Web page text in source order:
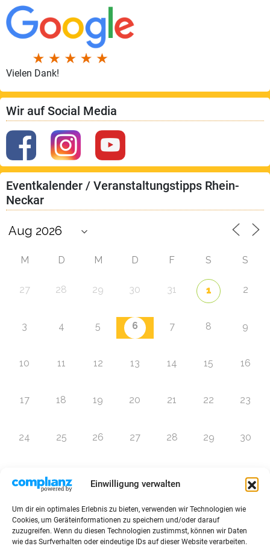
Einwilligung verwalten
Um dir ein optimales Erlebnis zu bieten, verwenden wir Technologien wie
Cookies, um Geräteinformationen zu speichern und/oder darauf
zuzugreifen. Wenn du diesen Technologien zustimmst, können wir Daten
wie das Surfverhalten oder eindeutige IDs auf dieser Website verarbeiten.
Vielen Dank!
Wir auf Social Media
Eventkalender / Veranstaltungstipps Rhein-
Neckar
M D M D F S S
27 28 29 30 31 1 2
3 4 5 6 7 8 9
10 11 12 13 14 15 16
17 18 19 20 21 22 23
24 25 26 27 28 29 30
Zur Eventübersicht